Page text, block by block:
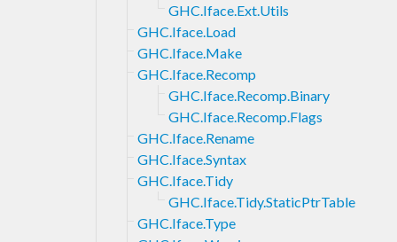
GHC.Iface.Ext.Utils
GHC.Iface.Load
GHC.Iface.Make
GHC.Iface.Recomp
GHC.Iface.Recomp.Binary
GHC.Iface.Recomp.Flags
GHC.Iface.Rename
GHC.Iface.Syntax
GHC.Iface.Tidy
GHC.Iface.Tidy.StaticPtrTable
GHC.Iface.Type